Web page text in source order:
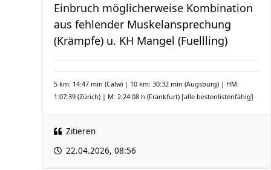
Einbruch möglicherweise Kombination
aus fehlender Muskelansprechung
(Krämpfe) u. KH Mangel (Fuellling)
5 km: 14:47 min (Calw) | 10 km: 30:32 min (Augsburg) | HM:
1:07:39 (Zürich) | M: 2:24:08 h (Frankfurt) [alle bestenlistenfähig]
Zitieren
22.04.2026, 08:56